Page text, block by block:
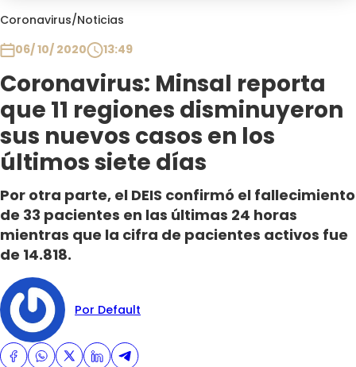
Coronavirus/Noticias
06/ 10/ 2020
13:49
Coronavirus: Minsal reporta
que 11 regiones disminuyeron
sus nuevos casos en los
últimos siete días
Por otra parte, el DEIS confirmó el fallecimiento
de 33 pacientes en las últimas 24 horas
mientras que la cifra de pacientes activos fue
de 14.818.
Por Default
Club De La Comedia
Plan Perfecto
El Tiempo
Sabingo
Todos Los Programas